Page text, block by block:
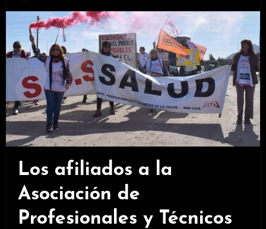
Los afiliados a la
Asociación de
Profesionales y Técnicos